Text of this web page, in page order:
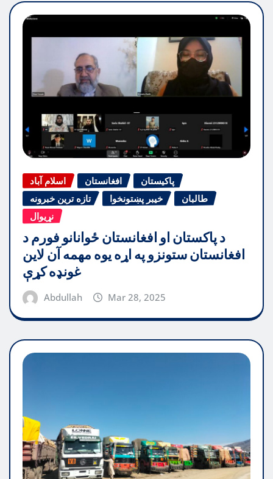
اسلام آباد افغانستان
پاکیستان
تازه ترین خبرونه
خیبر پښتونخوا
طالبان
نړیوال
د پاکستان او افغانستان ځوانانو فورم د
افغانستان ستونزو په اړه یوه مهمه آن لاین
غونډه کړې
Abdullah Mar 28, 2025